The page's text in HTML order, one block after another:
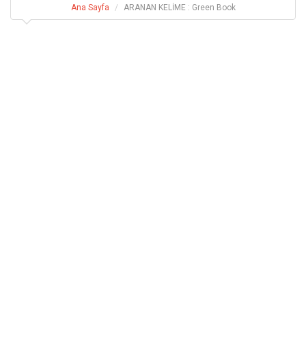
Ana Sayfa ARANAN KELİME : Green Book